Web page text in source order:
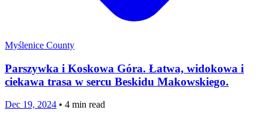
Myślenice County
Parszywka i Koskowa Góra. Łatwa, widokowa i
ciekawa trasa w sercu Beskidu Makowskiego.
Dec 19, 2024 • 4 min read